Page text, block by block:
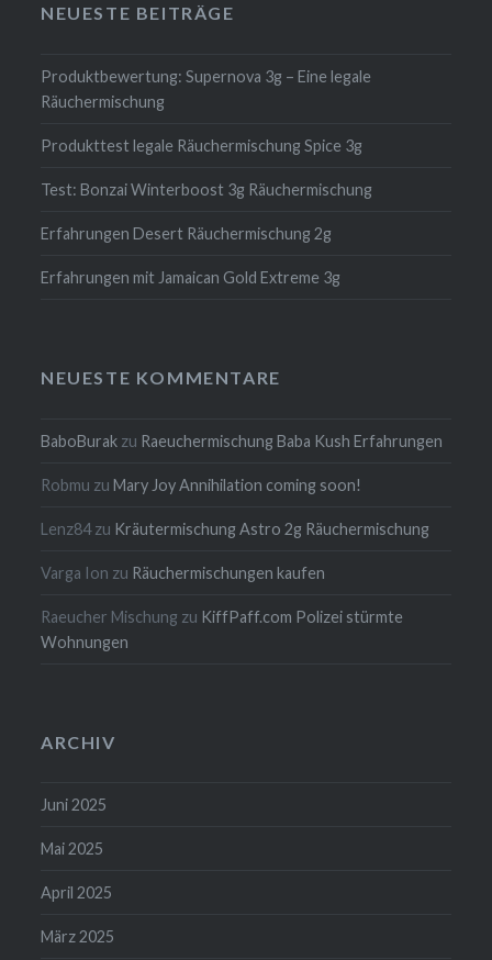
NEUESTE BEITRÄGE
Produktbewertung: Supernova 3g – Eine legale
Räuchermischung
Produkttest legale Räuchermischung Spice 3g
Test: Bonzai Winterboost 3g Räuchermischung
Erfahrungen Desert Räuchermischung 2g
Erfahrungen mit Jamaican Gold Extreme 3g
NEUESTE KOMMENTARE
BaboBurak zu Raeuchermischung Baba Kush Erfahrungen
Robmu zuMary Joy Annihilation coming soon!
Lenz84zu Kräutermischung Astro 2g Räuchermischung
Varga Ion zu Räuchermischungen kaufen
Raeucher Mischung zu KiffPaff.com Polizei stürmte
Wohnungen
ARCHIV
Juni 2025
Mai 2025
April 2025
März 2025